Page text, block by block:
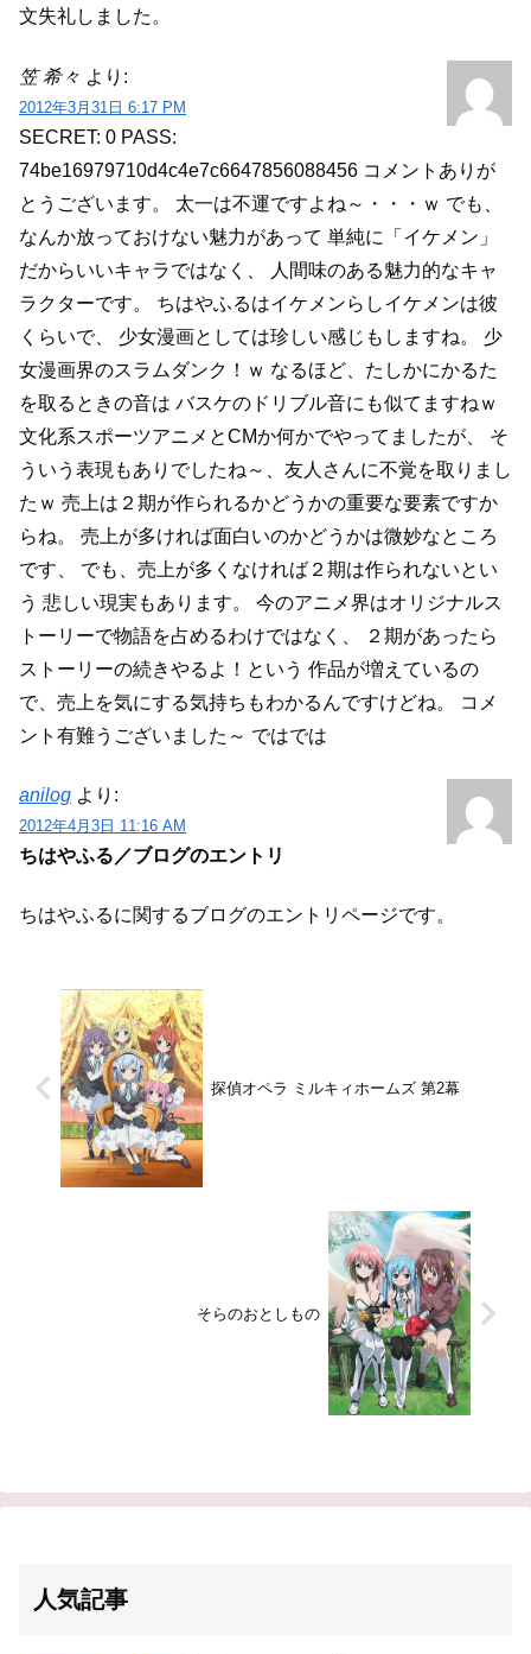
文失礼しました。
笠 希々 より:
2012年3月31日 6:17 PM
SECRET: 0 PASS:
74be16979710d4c4e7c6647856088456 コメントありが
とうございます。
太一は不運ですよね～・・・ｗ でも、
なんか放っておけない魅力があって 単純に「イケメン」
だからいいキャラではなく、
人間味のある魅力的なキャ
ラクターです。
ちはやふるはイケメンらしイケメンは彼
くらいで、
少女漫画としては珍しい感じもしますね。
少
女漫画界のスラムダンク！ｗ なるほど、たしかにかるた
を取るときの音は バスケのドリブル音にも似てますねｗ
文化系スポーツアニメとCMか何かでやってましたが、
そ
ういう表現もありでしたね～、友人さんに不覚を取りまし
たｗ 売上は２期が作られるかどうかの重要な要素ですか
らね。
売上が多ければ面白いのかどうかは微妙なところ
です、
でも、売上が多くなければ２期は作られないとい
う 悲しい現実もあります。
今のアニメ界はオリジナルス
トーリーで物語を占めるわけではなく、
２期があったら
ストーリーの続きやるよ！という 作品が増えているの
で、売上を気にする気持ちもわかるんですけどね。
コメ
ント有難うございました～ ではでは
anilog より:
2012年4月3日 11:16 AM
ちはやふる／ブログのエントリ
ちはやふるに関するブログのエントリページです。
探偵オペラ ミルキィホームズ 第2幕
そらのおとしもの
人気記事